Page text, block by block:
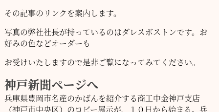
その記事のリンクを案内します。
写真の弊社社長が持っているのはダレスボストンです。お
好みの色などオーダーも
お受けいたしますので是非ご覧になってみてください。
神戸新聞ページへ
兵庫県豊岡市名産のかばんを紹介する商工中金神戸支店
（神戸市中央区）のロビー展示が、１０日から始まる。兵